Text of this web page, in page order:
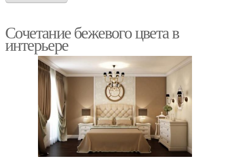
Сочетание бежевого цвета в
интерьере